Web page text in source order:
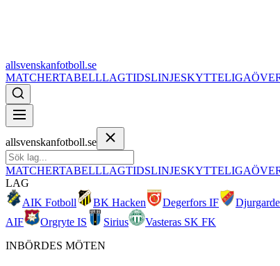
allsvenskanfotboll.se
MATCHERTABELLLAGTIDSLINJESKYTTELIGA
allsvenskanfotboll.se
MATCHERTABELLLAGTIDSLINJESKYTTELIGA
LAG
AIK Fotboll
BK Hacken Degerfors IF
AIF
Orgryte IS Sirius
Vasteras SK FK
INBÖRDES MÖTEN